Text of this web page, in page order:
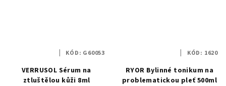
VERRUSOL Sérum na
ztluštělou kůži 8ml
KÓD: G60053
RYOR Bylinné tonikum na
problematickou pleť 500ml
KÓD: 1620